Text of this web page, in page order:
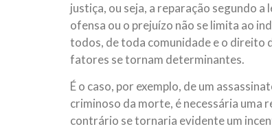
justiça, ou seja, a reparação segundo
ofensa ou o prejuízo não se limita ao
todos, de toda comunidade e o direito
fatores se tornam determinantes.
É o caso, por exemplo, de um
criminoso da morte, é necessária uma
contrário se tornaria evidente um